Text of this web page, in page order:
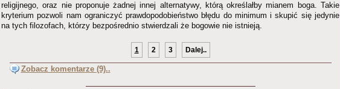
religijnego, oraz nie proponuje żadnej innej alternatywy, którą określałby mianem boga. Takie
kryterium pozwoli nam ograniczyć prawdopodobieństwo błędu do minimum i skupić się jedynie
na tych filozofach, którzy bezpośrednio stwierdzali że bogowie nie istnieją.
1 2 3 Dalej..
Zobacz komentarze (9)..